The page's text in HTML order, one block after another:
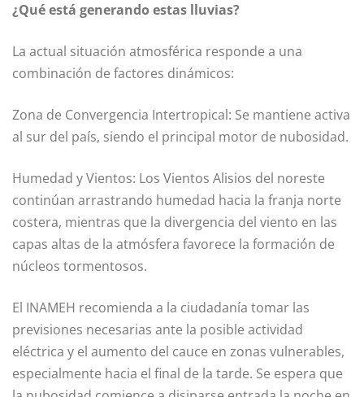
¿Qué está generando estas lluvias?
La actual situación atmosférica responde a una
combinación de factores dinámicos:
Zona de Convergencia Intertropical: Se mantiene activa
al sur del país, siendo el principal motor de nubosidad.
Humedad y Vientos: Los Vientos Alisios del noreste
continúan arrastrando humedad hacia la franja norte
costera, mientras que la divergencia del viento en las
capas altas de la atmósfera favorece la formación de
núcleos tormentosos.
El INAMEH recomienda a la ciudadanía tomar las
previsiones necesarias ante la posible actividad
eléctrica y el aumento del cauce en zonas vulnerables,
especialmente hacia el final de la tarde. Se espera que